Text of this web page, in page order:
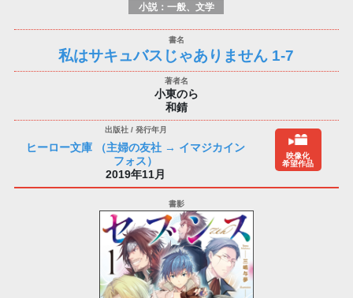
小説：一般、文学
私はサキュバスじゃありません 1-7
小東のら
和錆
ヒーロー文庫 （主婦の友社 → イマジカイン
フォス）
2019年11月
映像化
希望作品